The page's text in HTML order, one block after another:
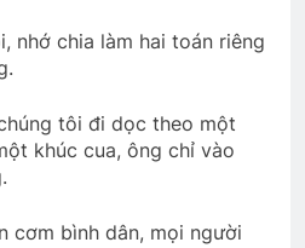
nhớ chia làm hai toán riêng
tôi đi dọc theo một
khúc cua, ông chỉ vào
cơm bình dân, mọi người